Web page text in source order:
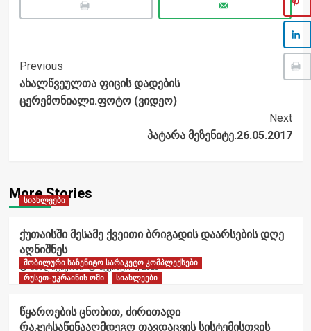
Post
Navigation
Previous
ახალწვეულთა ფიცის დადების
ცერემონიალი.ფოტო (ვიდეო)
Next
პატარა მეზენიტე.26.05.2017
More Stories
სიახლეები
ქუთაისში მესამე ქვეითი ბრიგადის დაარსების დღე
აღნიშნეს
ანალიტიკოსი აგვისტო 6, 2026
მობილური საზენიტო სარაკეტო კომპლექსები
რუსეთ-უკრაინის ომი
სიახლეები
წყაროების ცნობით, ძირითადი
რაკეტსაწინააღმდეგო თავდაცვის სისტემისთვის